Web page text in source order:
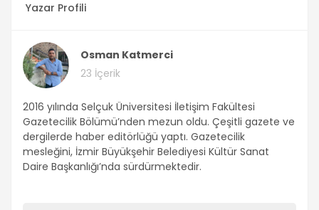
Yazar Profili
Osman Katmerci
23 İçerik
2016 yılında Selçuk Üniversitesi İletişim Fakültesi
Gazetecilik Bölümü’nden mezun oldu. Çeşitli gazete ve
dergilerde haber editörlüğü yaptı. Gazetecilik
mesleğini, İzmir Büyükşehir Belediyesi Kültür Sanat
Daire Başkanlığı’nda sürdürmektedir.